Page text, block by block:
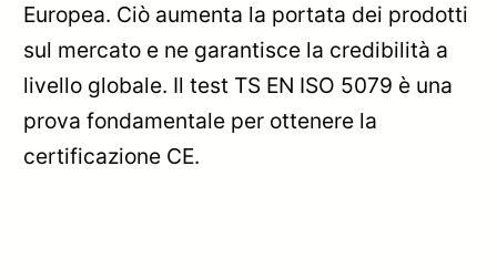
Europea. Ciò aumenta la portata dei prodotti
sul mercato e ne garantisce la credibilità a
livello globale. Il test TS EN ISO 5079 è una
prova fondamentale per ottenere la
certificazione CE.